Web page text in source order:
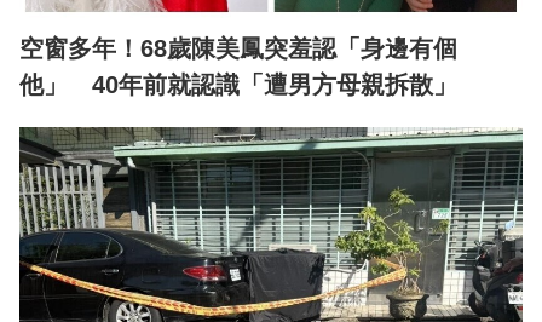
空窗多年！68歲陳美鳳突羞認「身邊有個
他」 40年前就認識「遭男方母親拆散」